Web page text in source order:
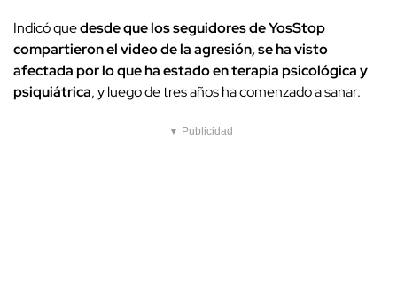
Indicó quedesde que los seguidores de YosStop
compartieron el video de la agresión, se ha visto
afectada por lo que ha estado en terapia psicológica y
psiquiátrica, y luego de tres años ha comenzado a sanar.
▼ Publicidad